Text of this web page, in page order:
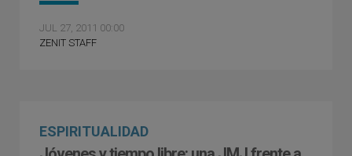
JUL 27, 2011 00:00
ZENIT STAFF
ESPIRITUALIDAD